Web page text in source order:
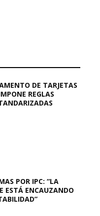
DE TARJETAS
REGLAS
POR IPC: “LA
ESTÁ ENCAUZANDO